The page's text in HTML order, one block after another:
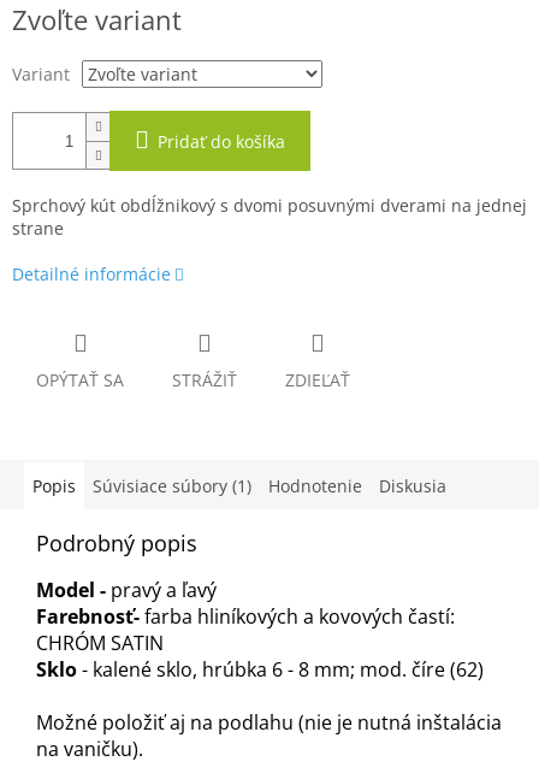
cena:
Zvoľte variant
Variant
Pridať do košíka
Sprchový kút obdĺžnikový s dvomi posuvnými dverami na jednej
strane
Detailné informácie
OPÝTAŤ SA STRÁŽIŤ ZDIEĽAŤ
Popis Súvisiace súbory (1) Hodnotenie Diskusia
Podrobný popis
Model - pravý a ľavý
Farebnosť-farba hliníkových a kovových častí:
CHRÓM SATIN
Sklo- kalené sklo, hrúbka 6 - 8 mm; mod. číre (62)
Možné položiť aj na podlahu (nie je nutná inštalácia
na vaničku).